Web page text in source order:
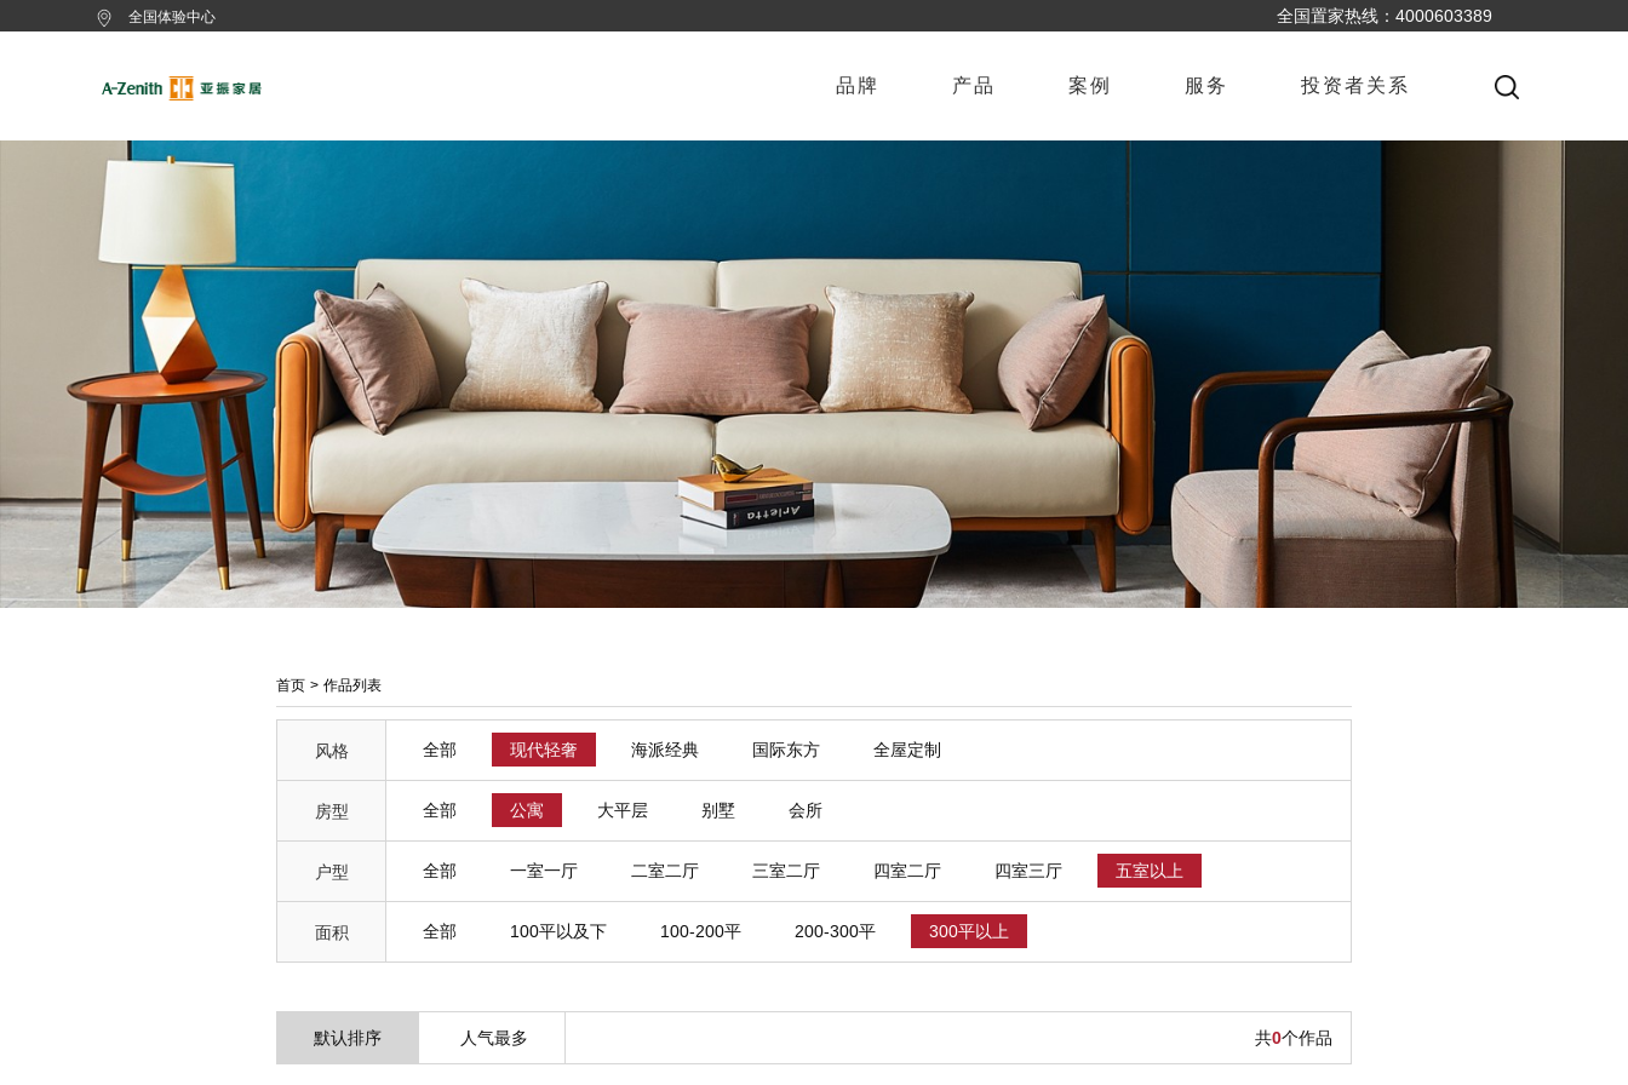
全国体验中心 全国置家热线：4000603389
品牌 产品 案例 服务 投资者关系
首页 > 作品列表
风格 全部 现代轻奢 海派经典 国际东方 全屋定制
房型 全部 公寓 大平层 别墅 会所
户型 全部 一室一厅 二室二厅 三室二厅 四室二厅 四室三厅 五室以上
面积 全部 100平以及下 100-200平 200-300平 300平以上
默认排序 人气最多 共0个作品